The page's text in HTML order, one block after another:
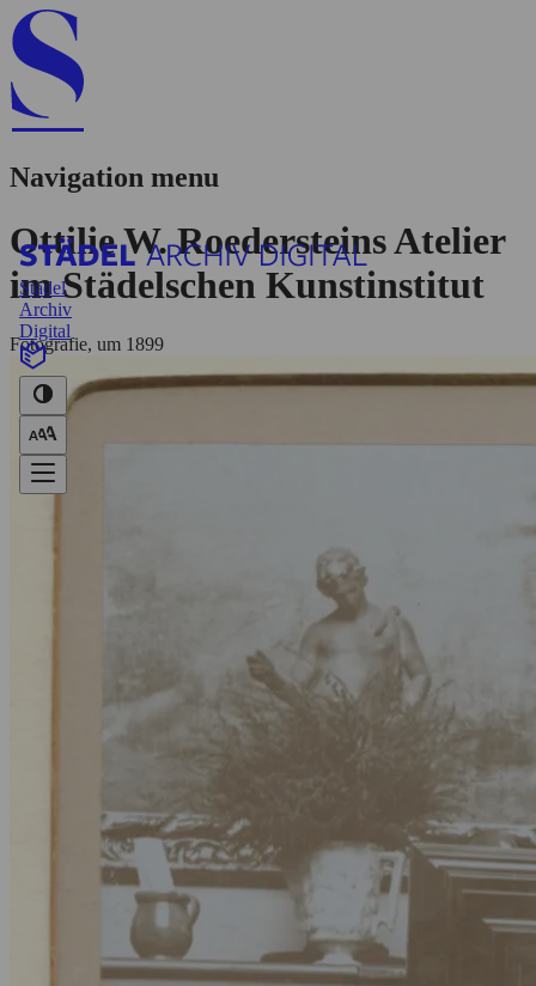
Navigation menu
Städel
Archiv
Digital
Ottilie W. Roedersteins Atelier
im Städelschen Kunstinstitut
Fotografie, um 1899